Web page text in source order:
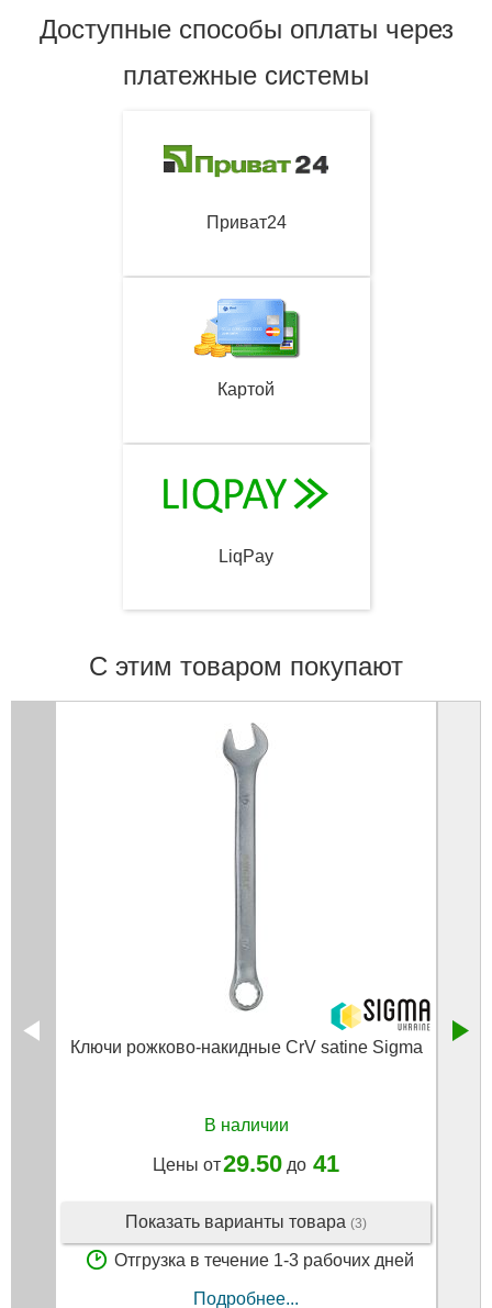
Доступные способы оплаты через
платежные системы
Приват24
Картой
LiqPay
С этим товаром покупают
Ключи рожково-накидные CrV satine Sigma
В наличии
Цены от29.50 до 41
Показать варианты товара (3)
Отгрузка в течение 1-3 рабочих дней
Подробнее...